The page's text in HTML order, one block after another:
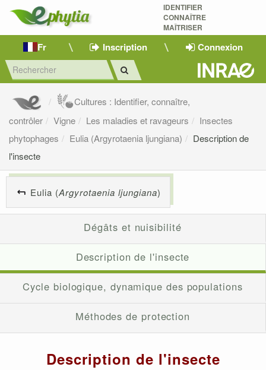
IDENTIFIER
CONNAÎTRE
MAÎTRISER
Fr Inscription Connexion
Cultures : Identifier, connaître,
contrôler
Vigne Les maladies et ravageurs
Insectes
phytophages
Eulia (Argyrotaenia ljungiana)
Description de
l'insecte
Eulia (Argyrotaenia ljungiana)
Dégâts et nuisibilité
Description de l'insecte
Cycle biologique, dynamique des populations
Méthodes de protection
Description de l'insecte